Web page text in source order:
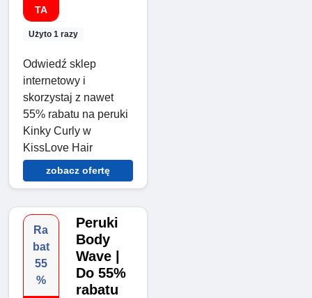
TA
Użyto 1 razy
Odwiedź sklep
internetowy i
skorzystaj z nawet
55% rabatu na peruki
Kinky Curly w
KissLove Hair
zobacz ofertę
Ra
bat
55
%
Peruki
Body
Wave |
Do 55%
rabatu